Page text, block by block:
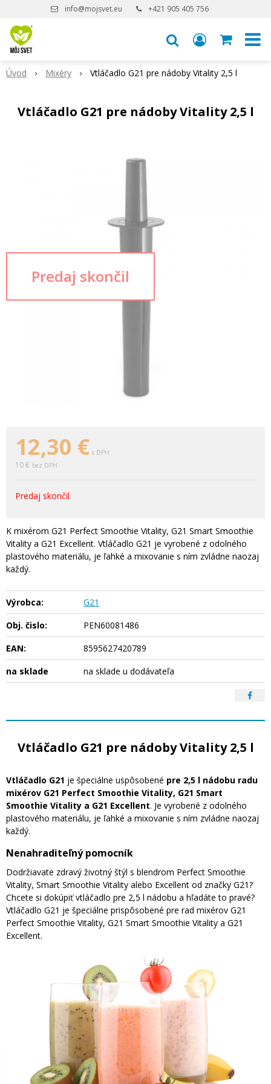
info@mojsvet.eu +421 905 405 756
Úvod Mixéry Vtláčadlo G21 pre nádoby Vitality 2,5 l
Vtláčadlo G21 pre nádoby Vitality 2,5 l
12,30 € s DPH
10 € bez DPH
Predaj skončil
K mixérom G21 Perfect Smoothie Vitality, G21 Smart Smoothie
Vitality a G21 Excellent. Vtláčadlo G21 je vyrobené z odolného
plastového materiálu, je ľahké a mixovanie s ním zvládne naozaj
každý.
Výrobca:
G21
Obj. čislo:
PEN60081486
EAN:
8595627420789
na sklade
na sklade u dodávateľa
Vtláčadlo G21 pre nádoby Vitality 2,5 l
Vtláčadlo G21 je špeciálne uspôsobené pre 2,5 l nádobu radu
mixérov G21 Perfect Smoothie Vitality, G21 Smart
Smoothie Vitality a G21 Excellent. Je vyrobené z odolného
plastového materiálu, je ľahké a mixovanie s ním zvládne naozaj
každý.
Nenahraditeľný pomocník
Dodržiavate zdravý životný štýl s blendrom Perfect Smoothie
Vitality, Smart Smoothie Vitality alebo Excellent od značky G21?
Chcete si dokúpiť vtláčadlo pre 2,5 l nádobu a hľadáte to pravé?
Vtláčadlo G21 je špeciálne prispôsobené pre rad mixérov G21
Perfect Smoothie Vitality, G21 Smart Smoothie Vitality a G21
Excellent.